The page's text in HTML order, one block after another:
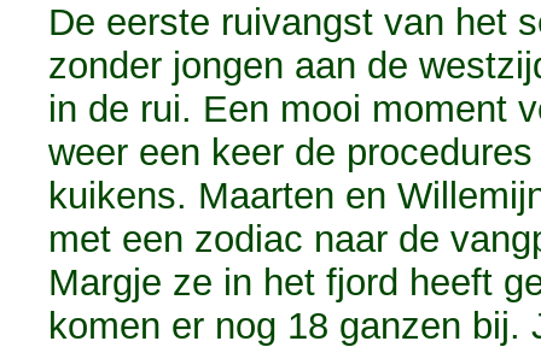
De eerste ruivangst van het
zonder jongen aan de
in de rui. Een mooi moment
weer een keer de
kuikens. Maarten en
met een zodiac naar de
Margje ze in het fjord heeft
komen er nog 18 ganzen